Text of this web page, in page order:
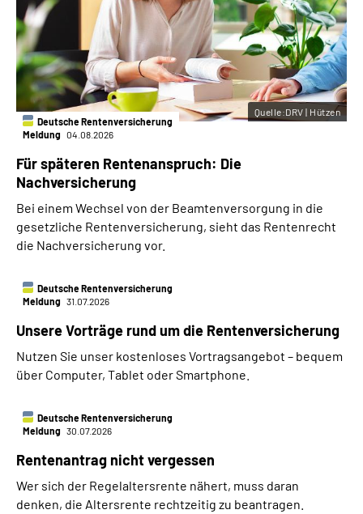
Deutsche Rentenversicherung
Meldung 04.08.2026
Für späteren Rentenanspruch: Die
Nachversicherung
Bei einem Wechsel von der Beamtenversorgung in die
gesetzliche Rentenversicherung, sieht das Rentenrecht
die Nachversicherung vor.
Quelle:DRV | Hützen
Deutsche Rentenversicherung
Meldung 31.07.2026
Unsere Vorträge rund um die Rentenversicherung
Nutzen Sie unser kostenloses Vortragsangebot – bequem
über Computer, Tablet oder Smartphone.
Deutsche Rentenversicherung
Meldung 30.07.2026
Rentenantrag nicht vergessen
Wer sich der Regelaltersrente nähert, muss daran
denken, die Altersrente rechtzeitig zu beantragen.